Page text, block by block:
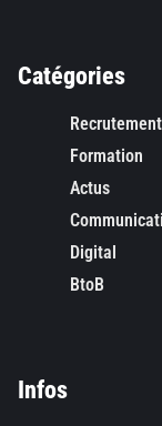
Catégories
Recrutement
Formation
Actus
Digital
BtoB
Infos